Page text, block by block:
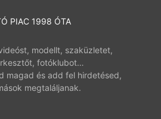
PIAC 1998 ÓTA
modellt, szaküzletet,
fotóklubot…
magad és add fel hirdetésed,
megtaláljanak.